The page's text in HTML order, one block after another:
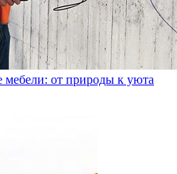
от природы к уюта